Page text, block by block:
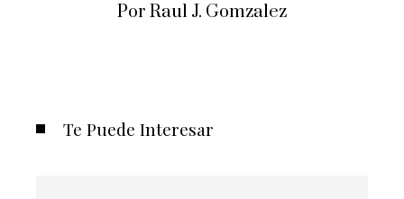
Por Raul J. Gomzalez
Te Puede Interesar